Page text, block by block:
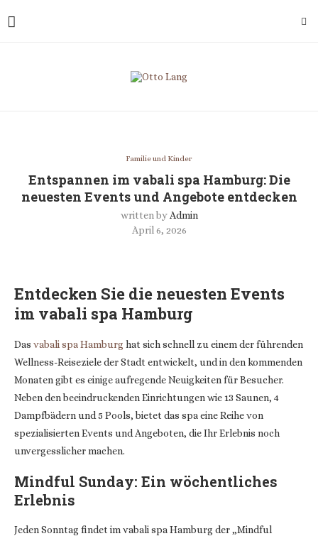
Familie und Kinder
Entspannen im vabali spa Hamburg: Die
neuesten Events und Angebote entdecken
written by Admin
April 6, 2026
Entdecken Sie die neuesten Events
im vabali spa Hamburg
Das vabali spa Hamburg hat sich schnell zu einem der führenden
Wellness-Reiseziele der Stadt entwickelt, und in den kommenden
Monaten gibt es einige aufregende Neuigkeiten für Besucher.
Neben den beeindruckenden Einrichtungen wie 13 Saunen, 4
Dampfbädern und 5 Pools, bietet das spa eine Reihe von
spezialisierten Events und Angeboten, die Ihr Erlebnis noch
unvergesslicher machen.
Mindful Sunday: Ein wöchentliches
Erlebnis
Jeden Sonntag findet im vabali spa Hamburg der „Mindful